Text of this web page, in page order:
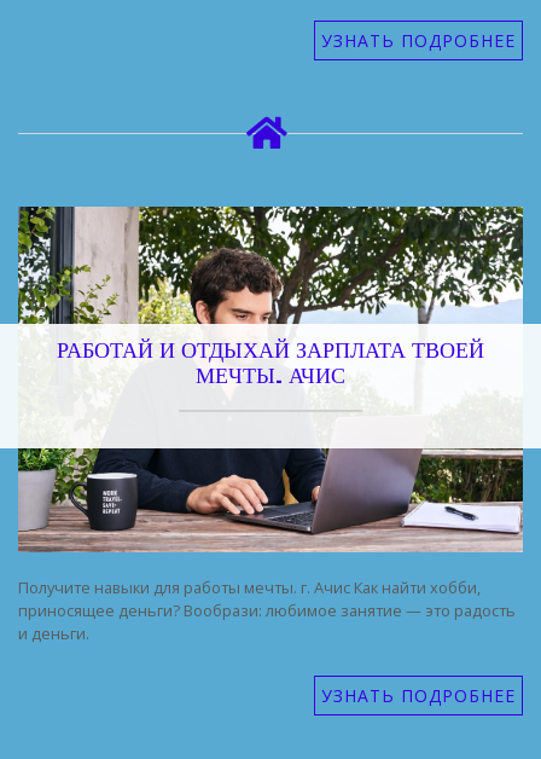
УЗНАТЬ ПОДРОБНЕЕ
РАБОТАЙ И ОТДЫХАЙ ЗАРПЛАТА ТВОЕЙ
МЕЧТЫ. АЧИС
Получите навыки для работы мечты. г. Ачис Как найти хобби,
приносящее деньги? Вообрази: любимое занятие — это радость
и деньги.
УЗНАТЬ ПОДРОБНЕЕ